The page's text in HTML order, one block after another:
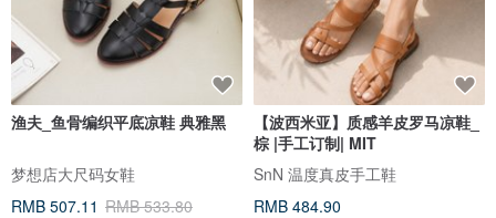
渔夫_鱼骨编织平底凉鞋 典雅黑
梦想店大尺码女鞋
RMB 507.11 RMB 533.80
【波西米亚】质感羊皮罗马凉鞋_
棕 |手工订制| MIT
SnN 温度真皮手工鞋
RMB 484.90